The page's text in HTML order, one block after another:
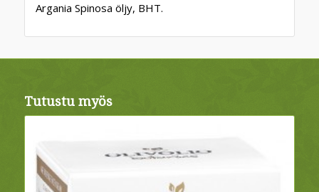
Argania Spinosa öljy, BHT.
Tutustu myös